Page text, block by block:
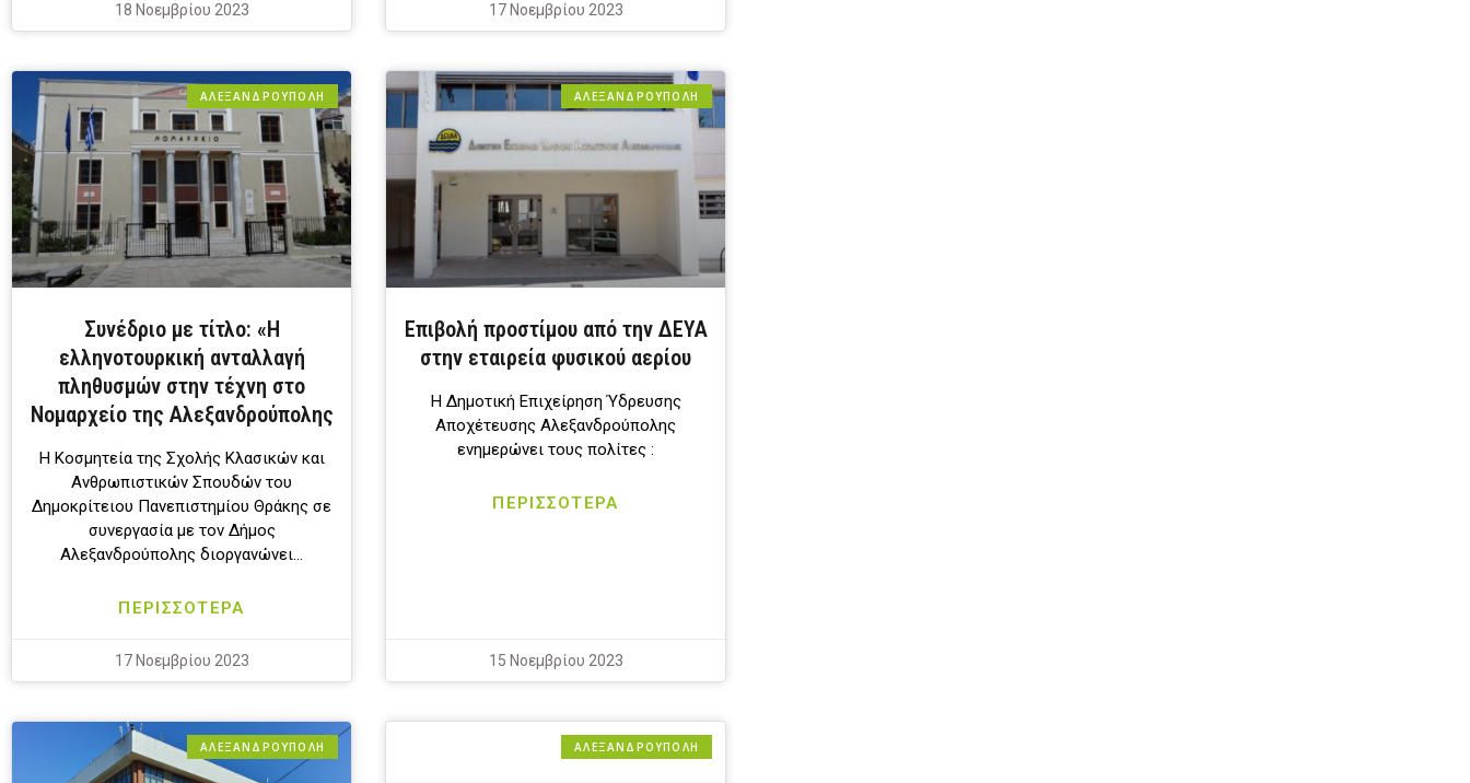
18 Νοεμβρίου 2023 17 Νοεμβρίου 2023
ΑΛΕΞΑΝΔΡΟΎΠΟΛΗ
Συνέδριο με τίτλο: «Η
ελληνοτουρκική ανταλλαγή
πληθυσμών στην τέχνη στο
Νομαρχείο της Αλεξανδρούπολης
Η Κοσμητεία της Σχολής Κλασικών και
Ανθρωπιστικών Σπουδών του
Δημοκρίτειου Πανεπιστημίου Θράκης σε
συνεργασία με τον Δήμος
Αλεξανδρούπολης διοργανώνει…
ΠΕΡΙΣΣΟΤΕΡΑ
17 Νοεμβρίου 2023
ΑΛΕΞΑΝΔΡΟΎΠΟΛΗ
Επιβολή προστίμου από την ΔΕΥΑ
στην εταιρεία φυσικού αερίου
Η Δημοτική Επιχείρηση Ύδρευσης
Αποχέτευσης Αλεξανδρούπολης
ενημερώνει τους πολίτες :
ΠΕΡΙΣΣΟΤΕΡΑ
15 Νοεμβρίου 2023
ΑΛΕΞΑΝΔΡΟΎΠΟΛΗ ΑΛΕΞΑΝΔΡΟΎΠΟΛΗ